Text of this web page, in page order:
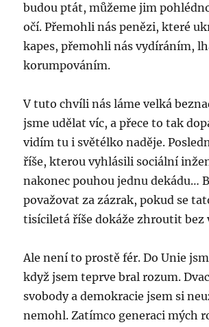
budou ptát, můžeme jim
očí. Přemohli nás penězi, které
kapes, přemohli nás vydíráním,
korumpováním.
V tuto chvíli nás láme velká
jsme udělat víc, a přece to tak
vidím tu i světélko naděje.
říše, kterou vyhlásili sociální
nakonec pouhou jednu dekádu…
považovat za zázrak, pokud se
tisíciletá říše dokáže zhroutit bez
Ale není to prostě fér. Do Unie
když jsem teprve bral rozum.
svobody a demokracie jsem si
nemohl. Zatímco generaci mých